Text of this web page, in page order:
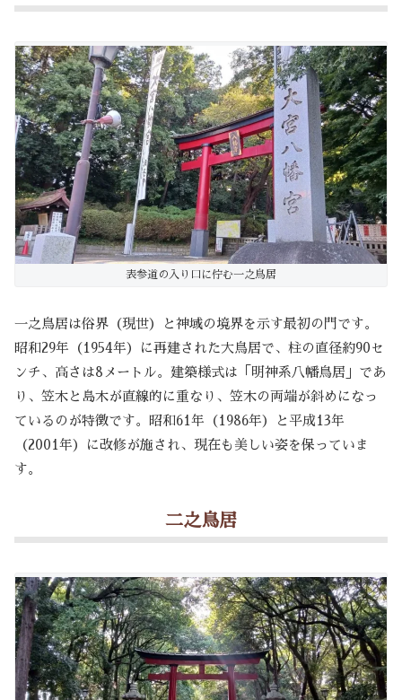
表参道の入り口に佇む一之鳥居
一之鳥居は俗界（現世）と神域の境界を示す最初の門です。
昭和29年（1954年）に再建された大鳥居で、柱の直径約90セ
ンチ、高さは8メートル。建築様式は「明神系八幡鳥居」であ
り、笠木と島木が直線的に重なり、笠木の両端が斜めになっ
ているのが特徴です。昭和61年（1986年）と平成13年
（2001年）に改修が施され、現在も美しい姿を保っていま
す。
二之鳥居